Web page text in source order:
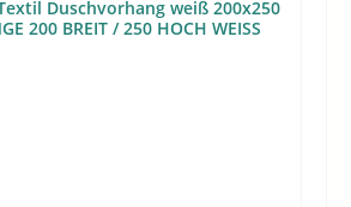
Textil Duschvorhang weiß 200x250
200 BREIT / 250 HOCH WEISS